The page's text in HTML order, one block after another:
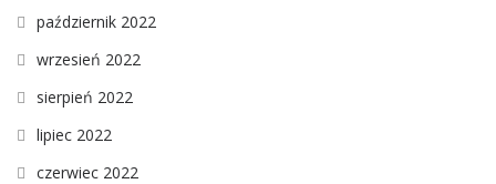
październik 2022
wrzesień 2022
sierpień 2022
lipiec 2022
czerwiec 2022